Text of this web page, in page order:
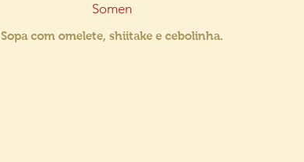
Somen
Sopa com omelete, shiitake e cebolinha.